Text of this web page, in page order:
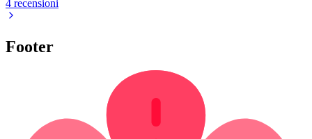
4 recensioni
Footer